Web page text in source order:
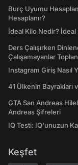
Burç Uyumu
Hesaplanır?
İdeal Kilo Nedir? İdeal
Ders Çalışırken
Çalışamayanlar
Instagram Giriş Nasıl
41 Ülkenin Bayrakları
GTA San Andreas
Andreas Şifreleri
IQ Testi: IQ'unuzun
Keşfet